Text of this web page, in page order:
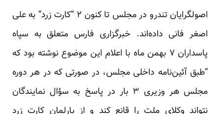
اصولگرایان تندرو در مجلس تا کنون ۲ “کارت زرد” به علی
اصغر فانی داده‌اند. خبرگزاری فارس متعلق به سپاه
پاسداران ۷ بهمن ماه با اعلام این موضوع نوشته بود که
“طبق آئین‌نامه داخلی مجلس، در صورتی که در هر دوره
مجلس هر وزیری ۳ بار در پاسخ به سؤال نمایندگان
نتواند وکلای ملت را قانع کند و از پارلمان کارت زرد